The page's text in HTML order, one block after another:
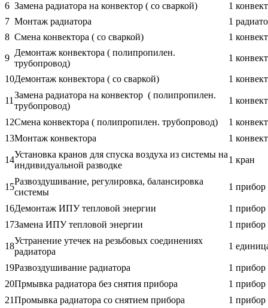
6 Замена радиатора на конвектор ( со сваркой)
1
7 Монтаж радиатора
1
8 Смена конвектора ( со сваркой) 1
9
Демонтаж конвектора ( полипропилен.
трубопровод)
1
10Демонтаж конвектора ( со сваркой) 1
11
Замена радиатора на конвектор ( полипропилен.
трубопровод)
1
12Смена конвектора ( полипропилен. трубопровод)
1
13Монтаж конвектора 1
14
Установка кранов для спуска воздуха из системы на
индивидуальной разводке
1 кран
15
Развоздушивание, регулировка, балансировка
системы
1 прибор
16Демонтаж ИПУ тепловой энергии
1 прибор
17Замена ИПУ тепловой энергии 1 прибор
18
Устранение утечек на резьбовых соединениях
радиатора
1
19Развоздушивание радиатора
1 прибор
20Прмывка радиатора без снятия прибора
1 прибор
21Промывка радиатора со снятием прибора
1 прибор